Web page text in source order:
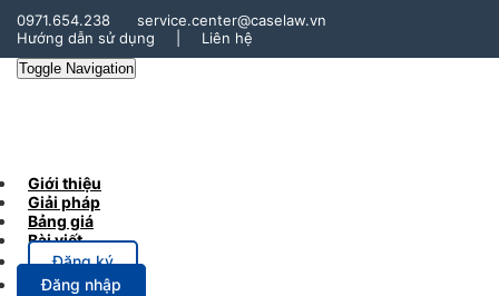
0971.654.238
service.center@caselaw.vn
Hướng dẫn sử dụng
Liên hệ
Toggle Navigation
Giới thiệu
Giải pháp
Bảng giá
Bài viết
Đăng ký
Đăng nhập